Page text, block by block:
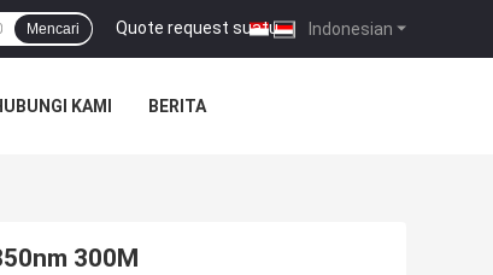
Indonesian
Quote request suatu |
Mencari
KAMI BERITA
300M